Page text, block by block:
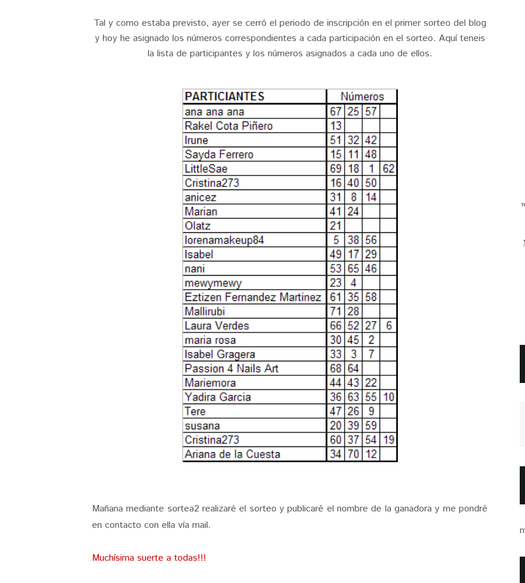
Tal y como estaba previsto, ayer se cerró el periodo de inscripción en el primer sorteo del blog
y hoy he asignado los números correspondientes a cada participación en el sorteo. Aquí teneis
la lista de participantes y los números asignados a cada uno de ellos.
Mañana mediante sortea2 realizaré el sorteo y publicaré el nombre de la ganadora y me pondré
en contacto con ella vía mail.
Muchísima suerte a todas!!!